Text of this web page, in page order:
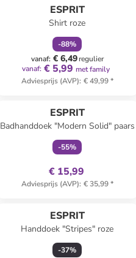
ESPRIT
Shirt roze
-88%
vanaf: € 6,49regulier
vanaf: € 5,99 met family
Adviesprijs (AVP): € 49,99*
ESPRIT
Badhanddoek "Modern Solid" paars
-55%
€ 15,99
Adviesprijs (AVP): € 35,99*
ESPRIT
Handdoek "Stripes" roze
-37%